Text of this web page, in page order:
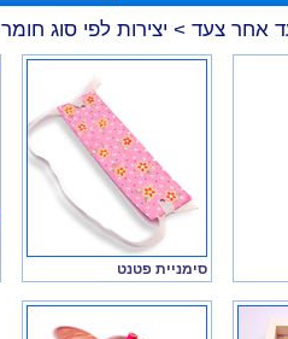
אחר צעד > יצירות לפי סוג חומר
סימניית פטנט